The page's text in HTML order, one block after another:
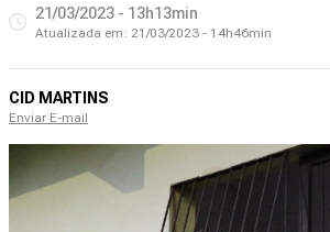
21/03/2023 - 13h13min
Atualizada em: 21/03/2023 - 14h46min
CID MARTINS
Enviar E-mail